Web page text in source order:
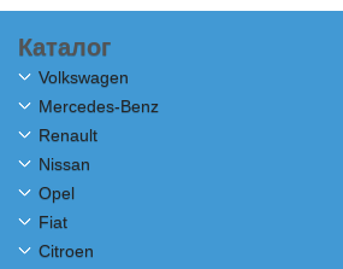
Каталог
Volkswagen
Mercedes-Benz
Renault
Nissan
Opel
Fiat
Citroen